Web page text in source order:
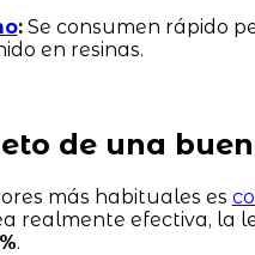
:Se consumen rápido
en resinas.
de una
más habituales es
realmente efectiva, la
.